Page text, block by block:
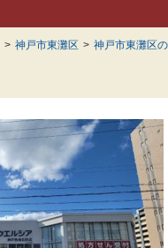
> 神戸市東灘区 > 神戸市東灘区の